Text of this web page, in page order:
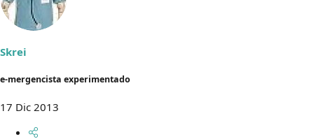
Skrei
e-mergencista experimentado
17 Dic 2013